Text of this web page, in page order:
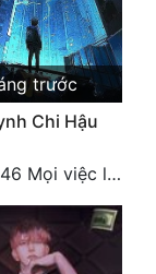
trước
Chi Hậu
Chương 1346 Mọi việc lấy tất - Đại Kết Cục (2)